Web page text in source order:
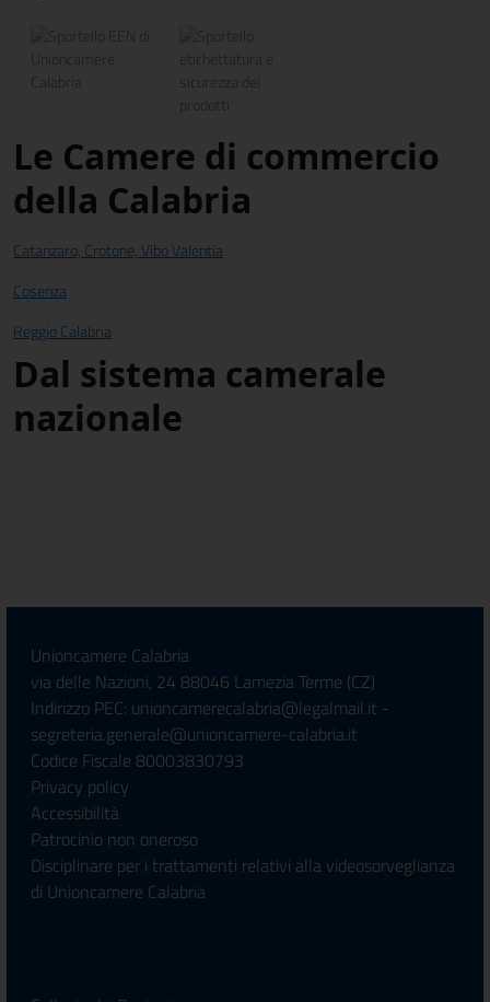
Le Camere di commercio
della Calabria
Catanzaro, Crotone, Vibo Valentia
Cosenza
Reggio Calabria
Dal sistema camerale
nazionale
Unioncamere Calabria
via delle Nazioni, 24 88046 Lamezia Terme (CZ)
Indirizzo PEC: unioncamerecalabria@legalmail.it -
segreteria.generale@unioncamere-calabria.it
Codice Fiscale 80003830793
Privacy policy
Accessibilità
Patrocinio non oneroso
Disciplinare per i trattamenti relativi alla videosorveglianza
di Unioncamere Calabria